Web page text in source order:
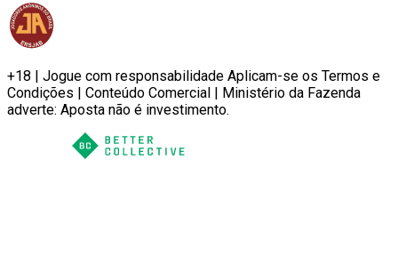
+18 | Jogue com responsabilidade Aplicam-se os Termos e
Condições | Conteúdo Comercial | Ministério da Fazenda
adverte: Aposta não é investimento.